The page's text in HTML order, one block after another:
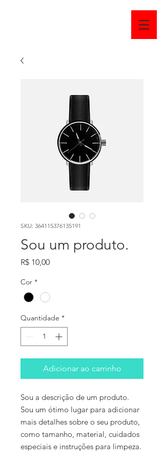
SKU: 364115376135191
Sou um produto.
R$ 10,00Preço
Cor *
Quantidade *
Adicionar ao carrinho
Sou a descrição de um produto.
Sou um ótimo lugar para adicionar
mais detalhes sobre o seu produto,
como tamanho, material, cuidados
especiais e instruções para limpeza.